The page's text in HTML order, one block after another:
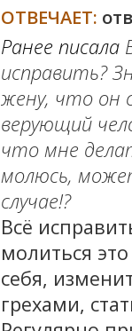
ОТВЕЧАЕТ:
Ранее писала
исправить?
жену, что он
верующий
что мне
молюсь,
случае!?
Всё
молиться
себя,
грехами,